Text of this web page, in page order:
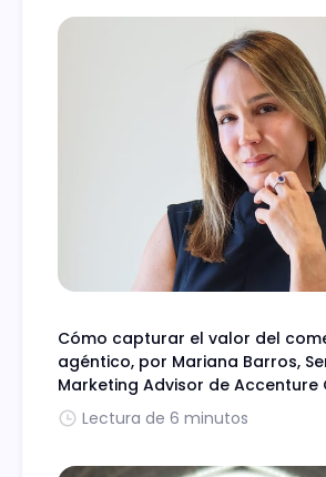
Cómo capturar el valor del
agéntico, por Mariana Barros,
Marketing Advisor de Accenture
Lectura de 6 minutos